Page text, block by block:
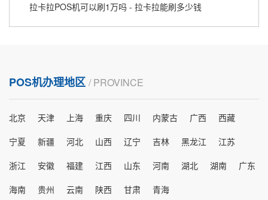
拉卡拉POS机可以刷1万吗 - 拉卡拉能刷多少钱
POS机办理地区 / PROVINCE
北京 天津 上海 重庆 四川 内蒙古 广西
西藏
宁夏
新疆 河北 山西 辽宁 吉林 黑龙江
江苏
浙江
安徽 福建 江西 山东 河南 湖北 湖南
广东
海南
贵州 云南 陕西 甘肃 青海